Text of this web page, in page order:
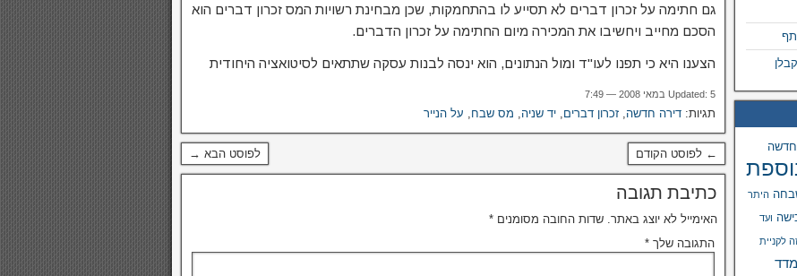
גם חתימה על זכרון דברים לא תסייע לו בהתחמקות, שכן מבחינת רשויות המס זכרון דברים הוא
הסכם מחייב ויחשיבו את המכירה מיום החתימה על זכרון הדברים.
הצענו היא כי תפנו לעו"ד ומול הנתונים, הוא ינסה לבנות עסקה שתתאים לסיטואציה היחודית
Updated: 5 במאי 2008 — 7:49
תגיות:דירה חדשה,זכרון דברים,יד שניה, מס שבח, על הנייר
← לפוסט הקודם לפוסט הבא →
כתיבת תגובה
האימייל לא יוצג באתר. שדות החובה מסומנים*
התגובה שלך*
חדשה
היתר
ועד
לקניית
מדד